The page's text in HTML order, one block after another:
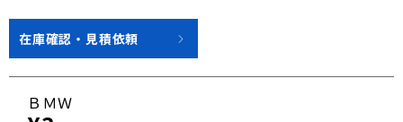
在庫確認・見積依頼
ＢＭＷ